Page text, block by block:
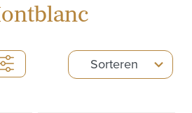
Sorteren
5
results